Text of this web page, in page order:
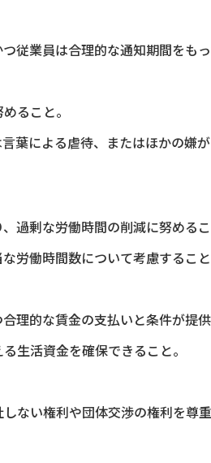
従業員は合理的な通知期間をも
ること。
葉による虐待、またはほかの嫌
過剰な労働時間の削減に努めるこ
労働時間数について考慮すること
理的な賃金の支払いと条件が提供
生活資金を確保できること。
ない権利や団体交渉の権利を尊重